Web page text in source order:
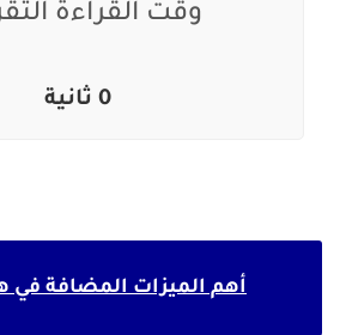
وقت القراءة
0 ثانية
أهم الميزات المضافة في